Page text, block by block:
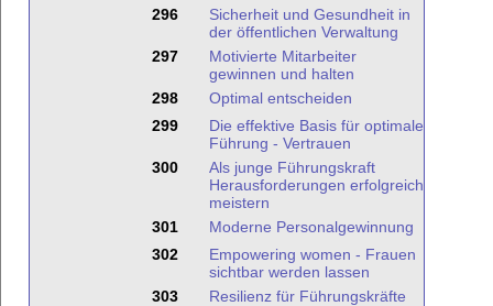
296
Sicherheit und Gesundheit in
der öffentlichen Verwaltung
297
Motivierte Mitarbeiter
gewinnen und halten
298
Optimal entscheiden
299
Die effektive Basis für optimale
Führung - Vertrauen
300
Als junge Führungskraft
Herausforderungen erfolgreich
meistern
301
Moderne Personalgewinnung
302
Empowering women - Frauen
sichtbar werden lassen
303
Resilienz für Führungskräfte